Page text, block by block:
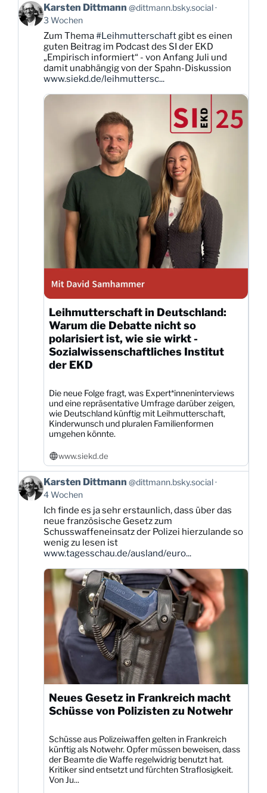
Beitrag
von
Karsten
Dittmann
Bluesky
ansehen
Karsten Dittmann @dittmann.bsky.social
3 Wochen
Zum Thema#Leihmutterschaftgibt es einen
guten Beitrag im Podcast des SI der EKD
„Empirisch informiert“ - von Anfang Juli und
damit unabhängig von der Spahn-Diskussion
www.siekd.de/leihmuttersc...
Leihmutterschaft in Deutschland:
Warum die Debatte nicht so
polarisiert ist, wie sie wirkt -
Sozialwissenschaftliches Institut
der EKD
Die neue Folge fragt, was Expert*inneninterviews
und eine repräsentative Umfrage darüber zeigen,
wie Deutschland künftig mit Leihmutterschaft,
Kinderwunsch und pluralen Familienformen
umgehen könnte.
www.siekd.de
Beitrag
von
Karsten
Dittmann
Bluesky
ansehen
Karsten Dittmann @dittmann.bsky.social
4 Wochen
Ich finde es ja sehr erstaunlich, dass über das
neue französische Gesetz zum
Schusswaffeneinsatz der Polizei hierzulande so
wenig zu lesen ist
www.tagesschau.de/ausland/euro...
Neues Gesetz in Frankreich macht
Schüsse von Polizisten zu Notwehr
Schüsse aus Polizeiwaffen gelten in Frankreich
künftig als Notwehr. Opfer müssen beweisen, dass
der Beamte die Waffe regelwidrig benutzt hat.
Kritiker sind entsetzt und fürchten Straflosigkeit.
Von Ju...